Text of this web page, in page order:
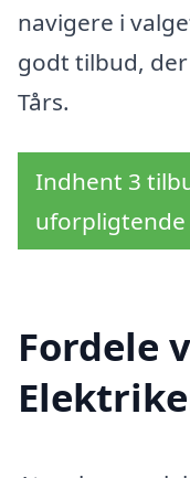
navigere i
godt tilbud,
Tårs.
Indhent 3
uforpligtende
Fordele